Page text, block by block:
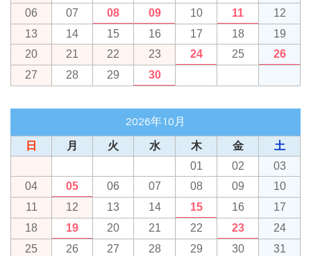
06
07 08 09 10 11
12
13
14 15 16 17 18
19
20
21 22 23 24 25
26
27
28 29 30
2026年10月
日 月 火 水 木 金
土
01
02
03
04
05 06 07 08 09
10
11
12 13 14 15 16
17
18
19 20 21 22 23
24
25
26 27 28 29 30 31